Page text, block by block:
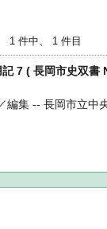
1 件中、 1 件目
7 ( 長岡市史双書
編集 -- 長岡市立中